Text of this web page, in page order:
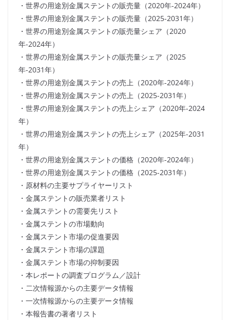
・世界の用途別金属ステントの販売量（2020年-2024年）
・世界の用途別金属ステントの販売量（2025-2031年）
・世界の用途別金属ステントの販売量シェア（2020
年-2024年）
・世界の用途別金属ステントの販売量シェア（2025
年-2031年）
・世界の用途別金属ステントの売上（2020年-2024年）
・世界の用途別金属ステントの売上（2025-2031年）
・世界の用途別金属ステントの売上シェア（2020年-2024
年）
・世界の用途別金属ステントの売上シェア（2025年-2031
年）
・世界の用途別金属ステントの価格（2020年-2024年）
・世界の用途別金属ステントの価格（2025-2031年）
・原材料の主要サプライヤーリスト
・金属ステントの販売業者リスト
・金属ステントの需要先リスト
・金属ステントの市場動向
・金属ステント市場の促進要因
・金属ステント市場の課題
・金属ステント市場の抑制要因
・本レポートの調査プログラム／設計
・二次情報源からの主要データ情報
・一次情報源からの主要データ情報
・本報告書の著者リスト